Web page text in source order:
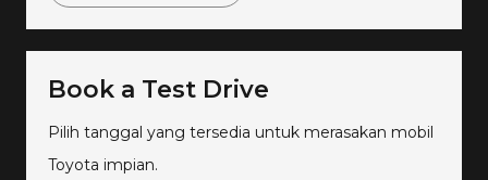
Book a Test Drive
Pilih tanggal yang tersedia untuk merasakan mobil
Toyota impian.